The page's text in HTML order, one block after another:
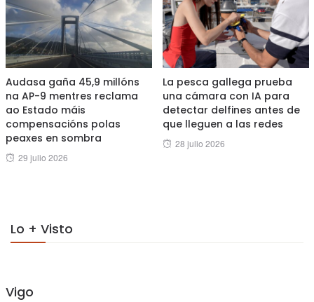
Audasa gaña 45,9 millóns
na AP-9 mentres reclama
ao Estado máis
compensacións polas
peaxes en sombra
Posted
29 julio 2026
La pesca gallega prueba
una cámara con IA para
detectar delfines antes de
que lleguen a las redes
Posted
28 julio 2026
Lo + Visto
Vigo